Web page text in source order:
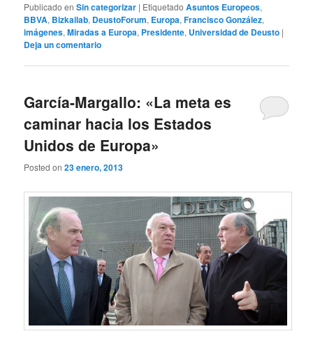
Publicado en Sin categorizar | Etiquetado Asuntos Europeos,
BBVA, Bizkailab, DeustoForum, Europa,Francisco González,
imágenes,Miradas a Europa, Presidente, Universidad de Deusto |
Deja un comentario
García-Margallo: «La meta es
caminar hacia los Estados
Unidos de Europa»
Posted on23 enero, 2013